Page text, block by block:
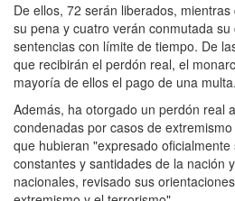
De ellos, 72 serán liberados,
su pena y cuatro verán conmutada
sentencias con límite de tiempo. De
que recibirán el perdón real, el
mayoría de ellos el pago de una multa.
Además, ha otorgado un perdón real
condenadas por casos de
que hubieran "expresado
constantes y santidades de la nación
nacionales, revisado sus